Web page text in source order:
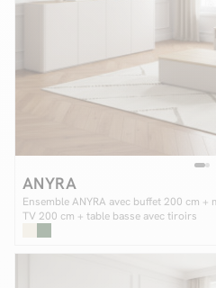
ANYRA
Ensemble ANYRA avec buffet 200 cm +
TV 200 cm + table basse avec tiroirs